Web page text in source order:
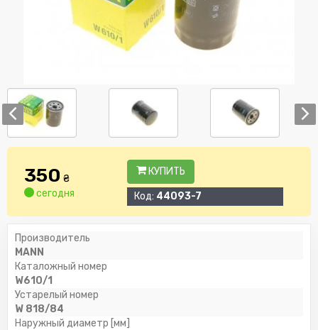
350 ₴
сегодня
КУПИТЬ
Код: 44093-7
Производитель
MANN
Каталожный номер
W610/1
Устарелый номер
W 818/84
Наружный диаметр [мм]